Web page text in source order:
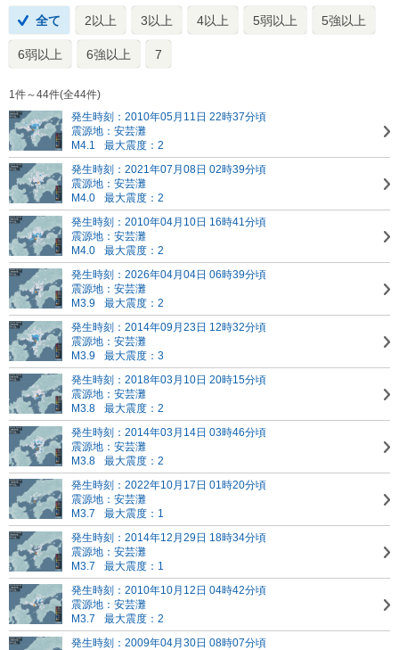
全て 2以上 3以上 4以上 5弱以上 5強以上
6弱以上 6強以上 7
1件～44件(全44件)
発生時刻：2010年05月11日 22時37分頃
震源地：安芸灘
M4.1
最大震度：2
発生時刻：2021年07月08日 02時39分頃
震源地：安芸灘
M4.0
最大震度：2
発生時刻：2010年04月10日 16時41分頃
震源地：安芸灘
M4.0
最大震度：2
発生時刻：2026年04月04日 06時39分頃
震源地：安芸灘
M3.9
最大震度：2
発生時刻：2014年09月23日 12時32分頃
震源地：安芸灘
M3.9
最大震度：3
発生時刻：2018年03月10日 20時15分頃
震源地：安芸灘
M3.8
最大震度：2
発生時刻：2014年03月14日 03時46分頃
震源地：安芸灘
M3.8
最大震度：2
発生時刻：2022年10月17日 01時20分頃
震源地：安芸灘
M3.7
最大震度：1
発生時刻：2014年12月29日 18時34分頃
震源地：安芸灘
M3.7
最大震度：1
発生時刻：2010年10月12日 04時42分頃
震源地：安芸灘
M3.7
最大震度：2
発生時刻：2009年04月30日 08時07分頃